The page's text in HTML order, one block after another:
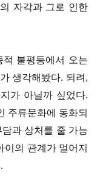
자각과 그로 인한
불평등에서 오는
생각해봤다. 되려,
가 아닐까 싶었다.
주류문화에 동화되
과 상처를 줄 가능
의 관계가 멀어지